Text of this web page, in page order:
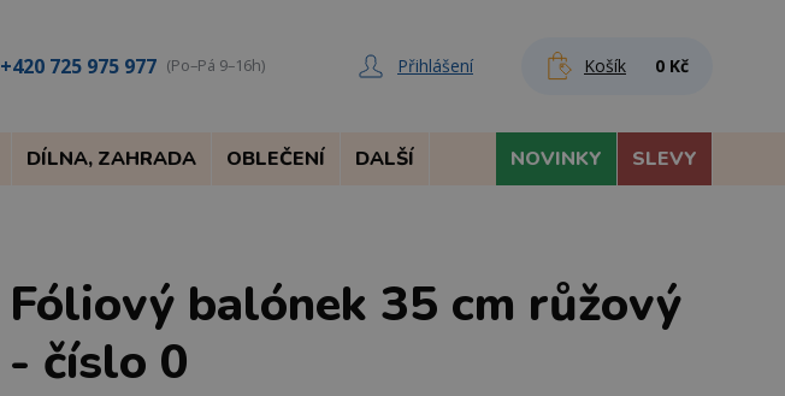
+420 725 975 977 (Po–Pá 9–16h) Přihlášení Košík 0 Kč
DÍLNA, ZAHRADA OBLEČENÍ DALŠÍ NOVINKY SLEVY
Fóliový balónek 35 cm růžový
- číslo 0